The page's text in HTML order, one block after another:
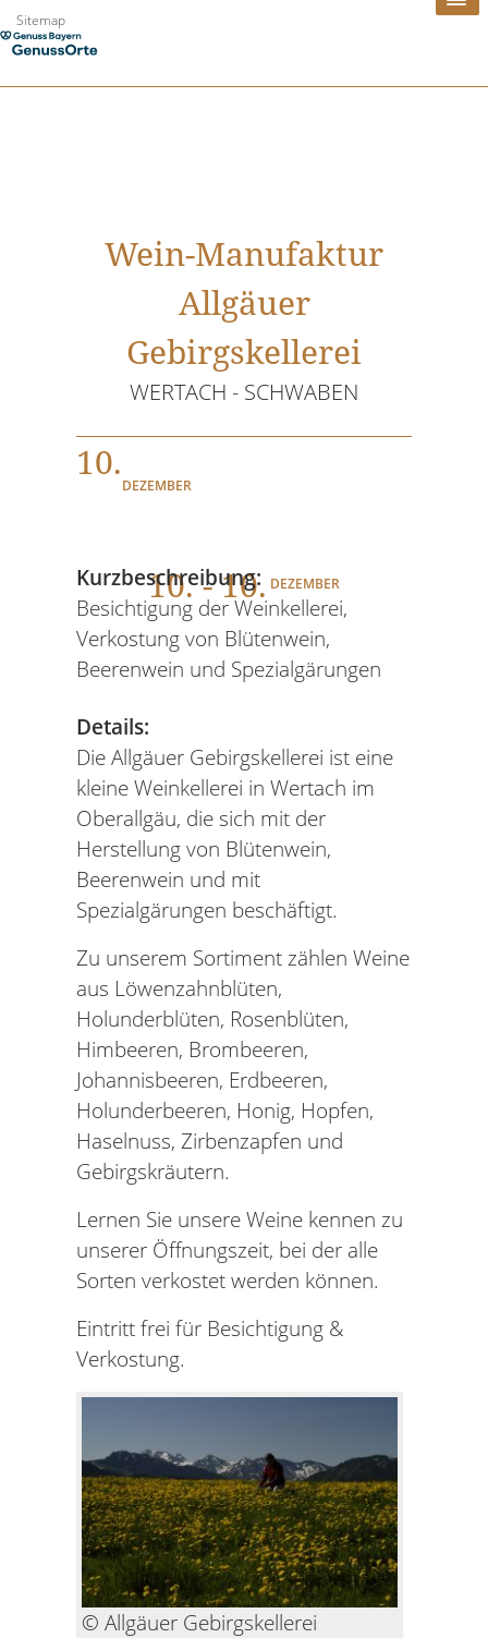
Zum
Inhalt
Sitemap
Wein-Manufaktur
Allgäuer
Gebirgskellerei
WERTACH - SCHWABEN
10.
DEZEMBER
10. - 10. DEZEMBER
Kurzbeschreibung:
Besichtigung der Weinkellerei,
Verkostung von Blütenwein,
Beerenwein und Spezialgärungen
Details:
Die Allgäuer Gebirgskellerei ist eine
kleine Weinkellerei in Wertach im
Oberallgäu, die sich mit der
Herstellung von Blütenwein,
Beerenwein und mit
Spezialgärungen beschäftigt.
Zu unserem Sortiment zählen Weine
aus Löwenzahnblüten,
Holunderblüten, Rosenblüten,
Himbeeren, Brombeeren,
Johannisbeeren, Erdbeeren,
Holunderbeeren, Honig, Hopfen,
Haselnuss, Zirbenzapfen und
Gebirgskräutern.
Lernen Sie unsere Weine kennen zu
unserer Öffnungszeit, bei der alle
Sorten verkostet werden können.
Eintritt frei für Besichtigung &
Verkostung.
© Allgäuer Gebirgskellerei